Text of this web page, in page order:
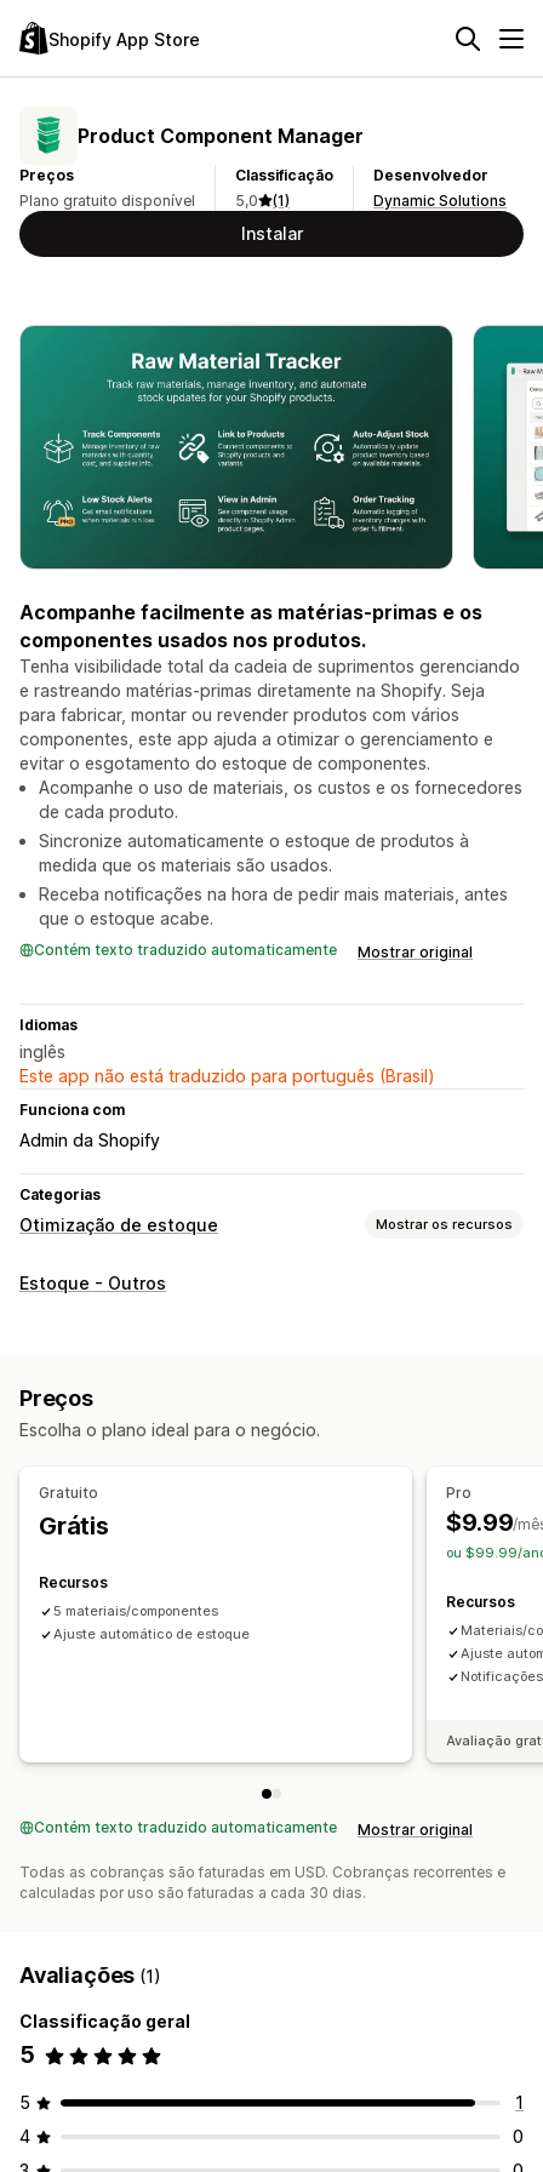
Shopify App Store
Product Component Manager
Preços
Plano gratuito disponível
Classificação
5,0
(1)
Desenvolvedor
Dynamic Solutions
Instalar
Acompanhe facilmente as matérias-primas e os
componentes usados nos produtos.
Tenha visibilidade total da cadeia de suprimentos gerenciando
e rastreando matérias-primas diretamente na Shopify. Seja
para fabricar, montar ou revender produtos com vários
componentes, este app ajuda a otimizar o gerenciamento e
evitar o esgotamento do estoque de componentes.
Acompanhe o uso de materiais, os custos e os fornecedores
de cada produto.
Sincronize automaticamente o estoque de produtos à
medida que os materiais são usados.
Receba notificações na hora de pedir mais materiais, antes
que o estoque acabe.
Contém texto traduzido automaticamente Mostrar original
Idiomas
inglês
Este app não está traduzido para português (Brasil)
Funciona com
Admin da Shopify
Categorias
Otimização de estoque Mostrar os recursos
Gestão de estoque
Notificações e análises
Alertas de estoque baixo
Alertas de limite
Estoque - Outros
Preços
Escolha o plano ideal para o negócio.
Gratuito
Grátis
Recursos
5 materiais/componentes
Ajuste automático de estoque
Pro
$9.99/
ou $99.99/
Recursos
Materiais/
Ajuste
Avaliação
Contém texto traduzido automaticamente Mostrar original
Todas as cobranças são faturadas em USD. Cobranças recorrentes e
calculadas por uso são faturadas a cada 30 dias.
Avaliações (1)
Classificação geral
5
5
1
4
0